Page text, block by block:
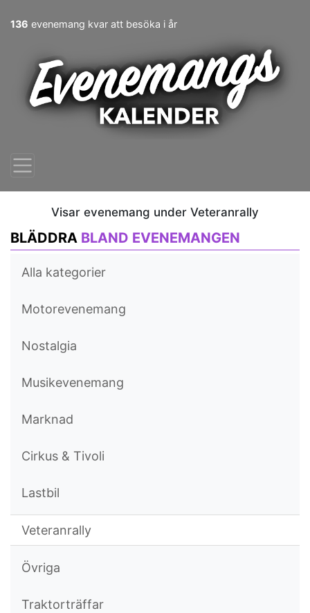
136 evenemang kvar att besöka i år
Visar evenemang under Veteranrally
BLÄDDRA BLAND EVENEMANGEN
Alla kategorier
Motorevenemang
Nostalgia
Musikevenemang
Marknad
Cirkus & Tivoli
Lastbil
Veteranrally
Övriga
Traktorträffar